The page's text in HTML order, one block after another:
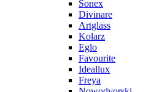
Sonex
Divinare
Artglass
Kolarz
Eglo
Favourite
Ideallux
Freya